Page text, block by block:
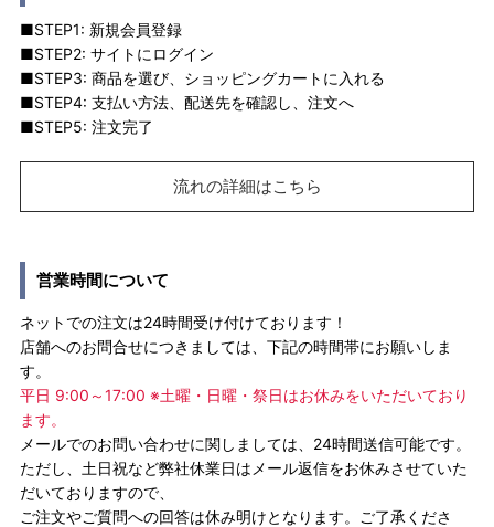
■STEP1: 新規会員登録
■STEP2: サイトにログイン
■STEP3: 商品を選び、ショッピングカートに入れる
■STEP4: 支払い方法、配送先を確認し、注文へ
■STEP5: 注文完了
流れの詳細はこちら
営業時間について
ネットでの注文は24時間受け付けております！
店舗へのお問合せにつきましては、下記の時間帯にお願いしま
す。
平日 9:00～17:00 ※土曜・日曜・祭日はお休みをいただいており
ます。
メールでのお問い合わせに関しましては、24時間送信可能です。
ただし、土日祝など弊社休業日はメール返信をお休みさせていた
だいておりますので、
ご注文やご質問への回答は休み明けとなります。ご了承くださ